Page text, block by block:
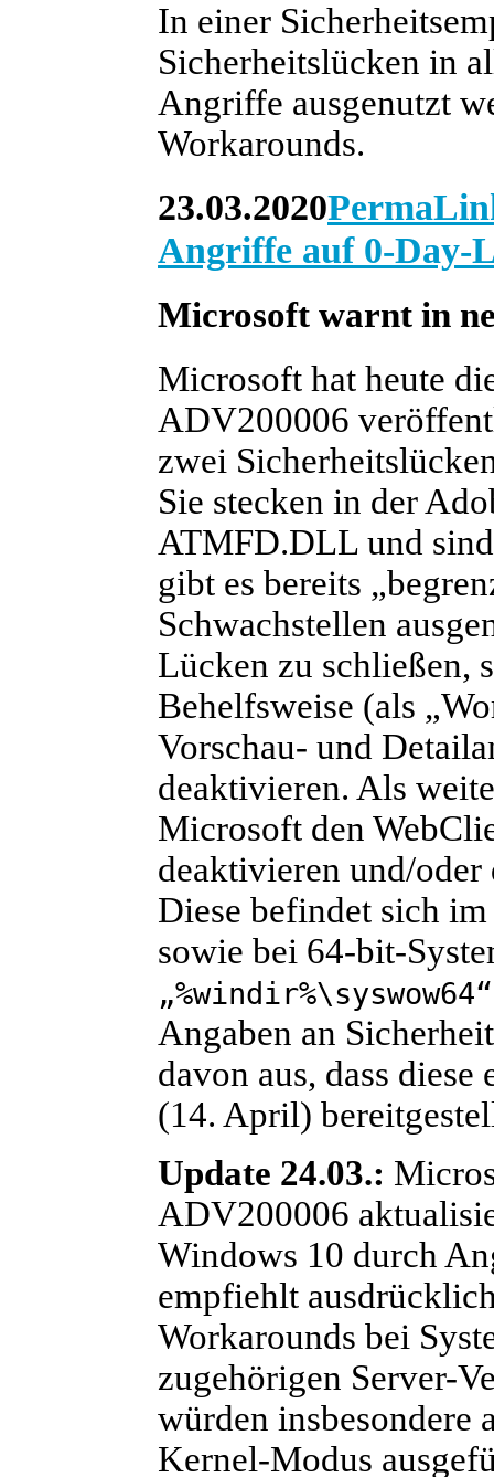
In einer
Sicherheitslücken in
Angriffe ausgenutzt
Workarounds.
23.03.2020
Angriffe auf 0-Day-
Microsoft warnt in
Microsoft hat heute
ADV200006
zwei
Sie stecken in der
ATMFD.DLL und
gibt es bereits
Schwachstellen
Lücken zu schließen,
Behelfsweise (als
Vorschau- und
deaktivieren. Als
Microsoft den
deaktivieren und/
Diese befindet sich
sowie bei 64-bit-
„%windir%\syswow64“
Angaben an
davon aus, dass
(14. April)
Update 24.03.:
ADV200006
Windows 10 durch
empfiehlt
Workarounds bei
zugehörigen Server-
würden insbesondere
Kernel-Modus